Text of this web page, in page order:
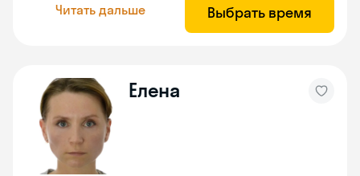
Читать дальше Выбрать время
Елена